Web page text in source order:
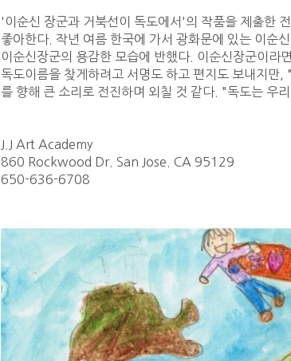
'이순신 장군과 거북선이 독도에서'의 작품을 제출한
좋아한다. 작년 여름 한국에 가서 광화문에 있는 이순
이순신장군의 용감한 모습에 반했다. 이순신장군이라
독도이름을 찾게하려고 서명도 하고 편지도 보내지만
를 향해 큰 소리로 전진하며 외칠 것 같다. "독도는 우
J.J Art Academy
860 Rockwood Dr. San Jose. CA 95129
650-636-6708